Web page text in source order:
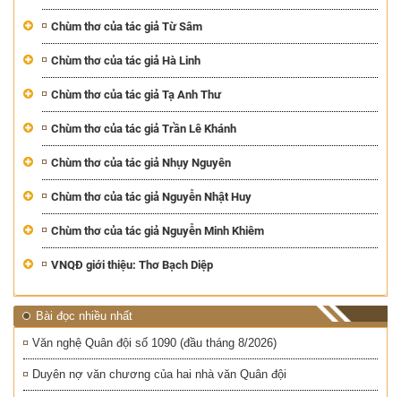
Chùm thơ của tác giả Từ Sâm
Chùm thơ của tác giả Hà Linh
Chùm thơ của tác giả Tạ Anh Thư
Chùm thơ của tác giả Trần Lê Khánh
Chùm thơ của tác giả Nhụy Nguyên
Chùm thơ của tác giả Nguyễn Nhật Huy
Chùm thơ của tác giả Nguyễn Minh Khiêm
VNQĐ giới thiệu: Thơ Bạch Diệp
Bài đọc nhiều nhất
Văn nghệ Quân đội số 1090 (đầu tháng 8/2026)
Duyên nợ văn chương của hai nhà văn Quân đội